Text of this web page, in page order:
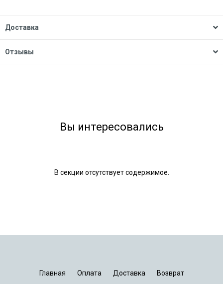
Доставка
Отзывы
Вы интересовались
В секции отсутствует содержимое.
Главная Оплата Доставка Возврат